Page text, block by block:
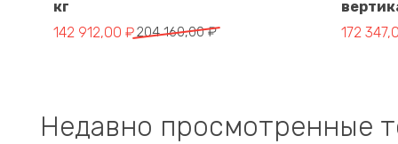
кг
204 160,00₽
Первоначальная цена составляла 204 160,00 ₽.
142 912,00 ₽
Текущая цена: 142 912,00 ₽. 172
Текущая
Недавно просмотренные